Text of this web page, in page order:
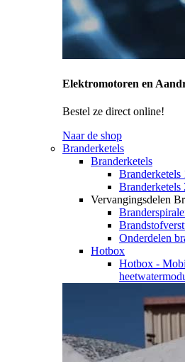
Elektromotoren en
Bestel ze direct online!
Naar de shop
Branderketels
Branderketels
Branderketels
Branderketels
Vervangingsdelen
Onderdelen
Hotbox
Hotbox -